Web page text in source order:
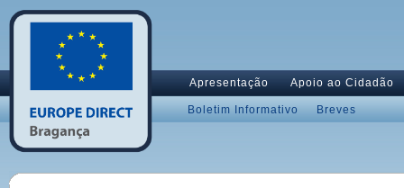
Apresentação Apoio ao Cidadão
Boletim Informativo Breves